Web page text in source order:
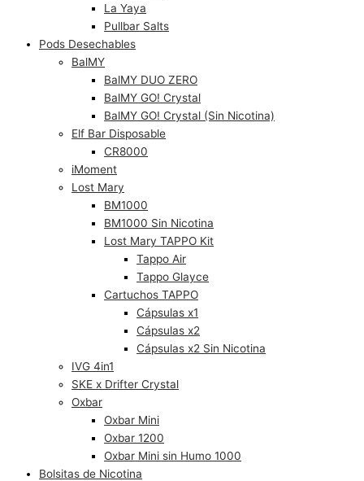
La Yaya
Pullbar Salts
Pods Desechables
BalMY
BalMY DUO ZERO
BalMY GO! Crystal
BalMY GO! Crystal (Sin Nicotina)
Elf Bar Disposable
CR8000
iMoment
Lost Mary
BM1000
BM1000 Sin Nicotina
Lost Mary TAPPO Kit
Tappo Air
Tappo Glayce
Cartuchos TAPPO
Cápsulas x1
Cápsulas x2
Cápsulas x2 Sin Nicotina
IVG 4in1
SKE x Drifter Crystal
Oxbar
Oxbar Mini
Oxbar 1200
Oxbar Mini sin Humo 1000
Bolsitas de Nicotina